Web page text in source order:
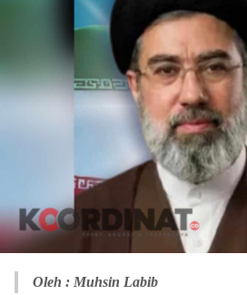
Oleh : Muhsin Labib